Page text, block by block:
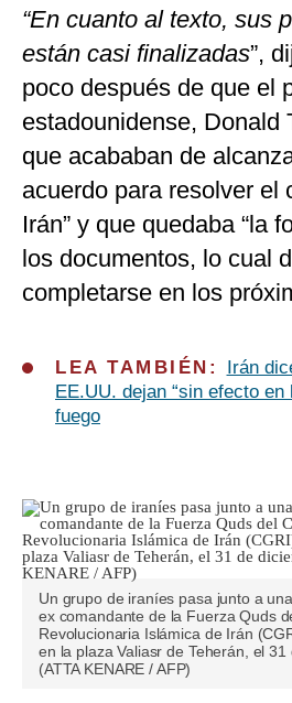
“En cuanto al texto, sus
están casi finalizadas”,
poco después de que el
estadounidense, Donald
que acababan de
acuerdo para resolver el
Irán” y que quedaba “la
los documentos, lo cual
completarse en los
LEA TAMBIÉN:
Irán
EE.UU. dejan “sin efecto en
fuego
Un grupo de iraníes pasa junto a
ex comandante de la Fuerza Quds
Revolucionaria Islámica de Irán
en la plaza Valiasr de Teherán, el
(ATTA KENARE / AFP)